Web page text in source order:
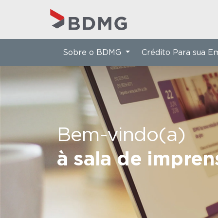
Bem-vindo(a)
à sala de
Sobre o BDMG Crédito Para sua